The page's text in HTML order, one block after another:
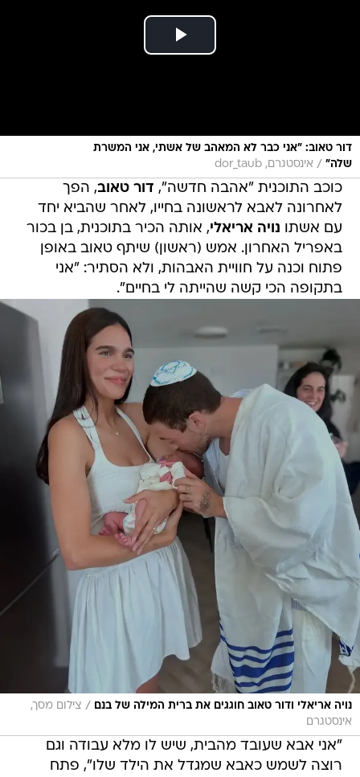
דור טאוב: "אני כבר לא המאהב של אשתי, אני המשרת
שלה" / אינסטגרם, dor_taub
כוכב התוכנית "אהבה חדשה", דור טאוב, הפך
לאחרונה לאבא לראשונה בחייו, לאחר שהביא יחד
עם אשתו נויה אריאלי, אותה הכיר בתוכנית, בן בכור
באפריל האחרון. אמש (ראשון) שיתף טאוב באופן
פתוח וכנה על חוויית האבהות, ולא הסתיר: "אני
בתקופה הכי קשה שהייתה לי בחיים".
נויה אריאלי ודור טאוב חוגגים את ברית המילה של בנם / צילום מסך,
אינסטגרם
"אני אבא שעובד מהבית, שיש לו מלא עבודה וגם
רוצה לשמש כאבא שמגדל את הילד שלו", פתח